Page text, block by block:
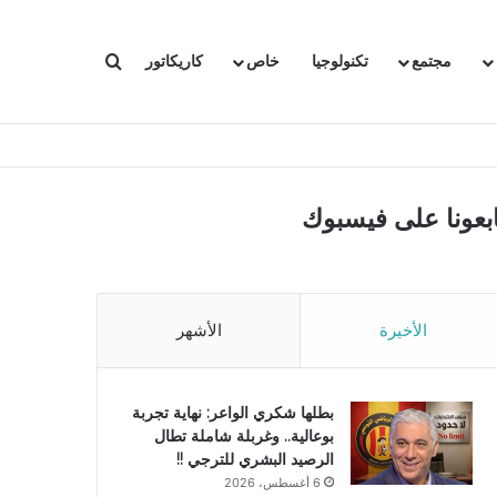
مجتمع تكنولوجيا خاص كاريكاتور بحث عن
على فيسبوك
الأخيرة الأشهر
بطلها شكري الواعر: نهاية تجربة
بوعالية.. وغربلة شاملة تطال
الرصيد البشري للترجي !!
6 أغسطس، 2026